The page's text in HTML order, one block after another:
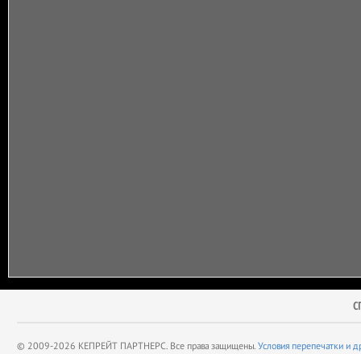
© 2009-2026 КЕПРЕЙТ ПАРТНЕРС. Все права защищены. Условия перепечатки и